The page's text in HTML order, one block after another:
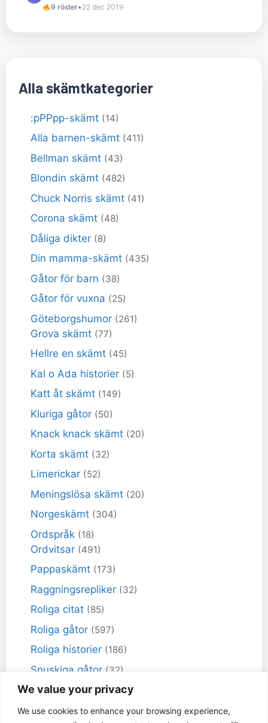
We value your privacy
We use cookies to enhance your browsing experience,
9 röster•22 dec 2019
Alla skämtkategorier
:pPPpp-skämt (14)
Alla barnen-skämt (411)
Bellman skämt (43)
Blondin skämt (482)
Chuck Norris skämt (41)
Corona skämt (48)
Dåliga dikter (8)
Din mamma-skämt (435)
Gåtor för barn (38)
Gåtor för vuxna (25)
Göteborgshumor (261)
Grova skämt (77)
Hellre en skämt (45)
Kal o Ada historier (5)
Katt åt skämt (149)
Kluriga gåtor (50)
Knack knack skämt (20)
Korta skämt (32)
Limerickar (52)
Meningslösa skämt (20)
Norgeskämt (304)
Ordspråk (18)
Ordvitsar (491)
Pappaskämt (173)
Raggningsrepliker (32)
Roliga citat (85)
Roliga gåtor (597)
Roliga historier (186)
Snuskiga gåtor (32)
Snuskiga skämt(98)
Sportskämt (18)